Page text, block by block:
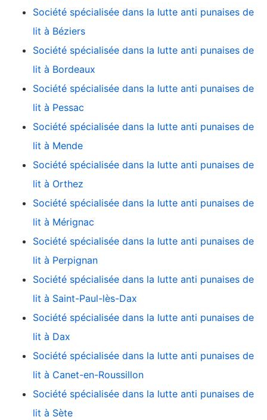
Société spécialisée dans la lutte anti punaises de
lit à Béziers
Société spécialisée dans la lutte anti punaises de
lit à Bordeaux
Société spécialisée dans la lutte anti punaises de
lit à Pessac
Société spécialisée dans la lutte anti punaises de
lit à Mende
Société spécialisée dans la lutte anti punaises de
lit à Orthez
Société spécialisée dans la lutte anti punaises de
lit à Mérignac
Société spécialisée dans la lutte anti punaises de
lit à Perpignan
Société spécialisée dans la lutte anti punaises de
lit à Saint-Paul-lès-Dax
Société spécialisée dans la lutte anti punaises de
lit à Dax
Société spécialisée dans la lutte anti punaises de
lit à Canet-en-Roussillon
Société spécialisée dans la lutte anti punaises de
lit à Sète